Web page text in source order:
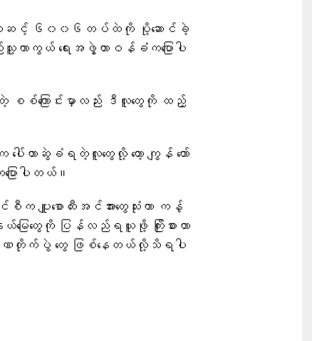
တဆင့် ၆၀၀၆တပ်ထဲကို ပို့ဆောင်ခဲ့
ာကွယ် ရေးအဖွဲ့တာဝန်ခံက​ပြောပါ
စစ်ကြောင်းမှာလည်း ဒီလူတွေကို ထည့်
တာဆွဲခံရတဲ့လူတွေလို့ တော့ ကျွန် တော်
ောပါတယ်။
ျူစောထီးအင်အားတွေသုံးကာ ကန့်
ယ်မြေတွေကို ပြန်လည်ရယူဖို့ ကြိုးစားတာ
ဏတိုက်ပွဲ တွေ ဖြစ်နေတယ်လို့သိရပါ